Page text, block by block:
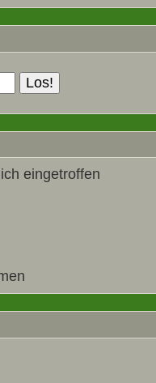
eingetroffen